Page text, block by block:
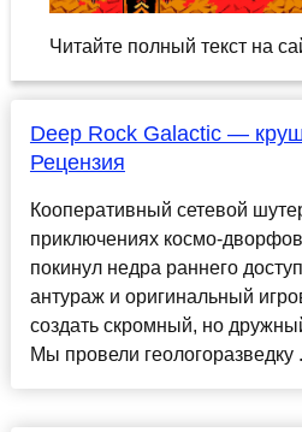
Читайте полный текст на
Deep Rock Galactic ―
Рецензия
Кооперативный сетевой
приключениях космо-
покинул недра раннего
антураж и оригинальный
создать скромный, но
Мы провели геологоразведку